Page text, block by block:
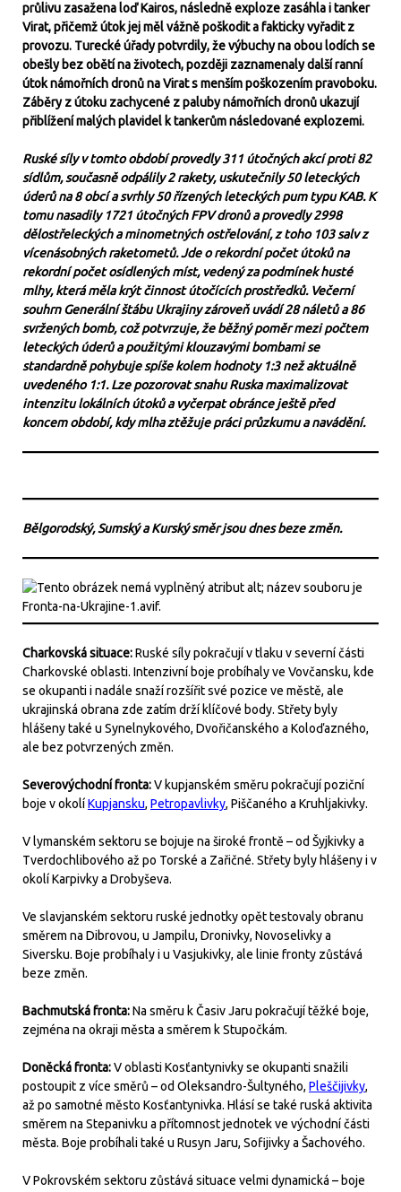
průlivu zasažena loď Kairos, následně exploze zasáhla i tanker
Virat, přičemž útok jej měl vážně poškodit a fakticky vyřadit z
provozu. Turecké úřady potvrdily, že výbuchy na obou lodích se
obešly bez obětí na životech, později zaznamenaly další ranní
útok námořních dronů na Virat s menším poškozením pravoboku.
Záběry z útoku zachycené z paluby námořních dronů ukazují
přiblížení malých plavidel k tankerům následované explozemi.
Ruské síly v tomto období provedly 311 útočných akcí proti 82
sídlům, současně odpálily 2 rakety, uskutečnily 50 leteckých
úderů na 8 obcí a svrhly 50 řízených leteckých pum typu KAB. K
tomu nasadily 1721 útočných FPV dronů a provedly 2998
dělostřeleckých a minometných ostřelování, z toho 103 salv z
vícenásobných raketometů. Jde o rekordní počet útoků na
rekordní počet osídlených míst, vedený za podmínek husté
mlhy, která měla krýt činnost útočících prostředků. Večerní
souhrn Generální štábu Ukrajiny zároveň uvádí 28 náletů a 86
svržených bomb, což potvrzuje, že běžný poměr mezi počtem
leteckých úderů a použitými klouzavými bombami se
standardně pohybuje spíše kolem hodnoty 1:3 než aktuálně
uvedeného 1:1. Lze pozorovat snahu Ruska maximalizovat
intenzitu lokálních útoků a vyčerpat obránce ještě před
koncem období, kdy mlha ztěžuje práci průzkumu a navádění.
Bělgorodský, Sumský a Kurský směr jsou dnes beze změn.
Charkovská situace:Ruské síly pokračují v tlaku v severní části
Charkovské oblasti. Intenzivní boje probíhaly ve Vovčansku, kde
se okupanti i nadále snaží rozšířit své pozice ve městě, ale
ukrajinská obrana zde zatím drží klíčové body. Střety byly
hlášeny také u Synelnykového, Dvořičanského a Koloďazného,
ale bez potvrzených změn.
Severovýchodní fronta:V kupjanském směru pokračují poziční
boje v okolíKupjansku, Petropavlivky, Piščaného a Kruhljakivky.
V lymanském sektoru se bojuje na široké frontě – od Šyjkivky a
Tverdochlibového až po Torské a Zařičné. Střety byly hlášeny i v
okolí Karpivky a Drobyševa.
Ve slavjanském sektoru ruské jednotky opět testovaly obranu
směrem na Dibrovou, u Jampilu, Dronivky, Novoselivky a
Siversku. Boje probíhaly i u Vasjukivky, ale linie fronty zůstává
beze změn.
Bachmutská fronta:Na směru k Časiv Jaru pokračují těžké boje,
zejména na okraji města a směrem k Stupočkám.
Doněcká fronta:V oblasti Kosťantynivky se okupanti snažili
postoupit z více směrů – od Oleksandro-Šultyného, Pleščijivky,
až po samotné město Kosťantynivka. Hlásí se také ruská aktivita
směrem na Stepanivku a přítomnost jednotek ve východní části
města. Boje probíhali také u Rusyn Jaru, Sofijivky a Šachového.
V Pokrovském sektoru zůstává situace velmi dynamická – boje